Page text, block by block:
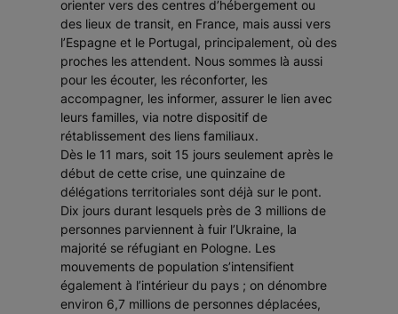
orienter vers des centres d’hébergement ou
des lieux de transit, en France, mais aussi vers
l’Espagne et le Portugal, principalement, où des
proches les attendent. Nous sommes là aussi
pour les écouter, les réconforter, les
accompagner, les informer, assurer le lien avec
leurs familles, via notre dispositif de
rétablissement des liens familiaux.
Dès le 11 mars, soit 15 jours seulement après le
début de cette crise, une quinzaine de
délégations territoriales sont déjà sur le pont.
Dix jours durant lesquels près de 3 millions de
personnes parviennent à fuir l’Ukraine, la
majorité se réfugiant en Pologne. Les
mouvements de population s’intensifient
également à l’intérieur du pays ; on dénombre
environ 6,7 millions de personnes déplacées,